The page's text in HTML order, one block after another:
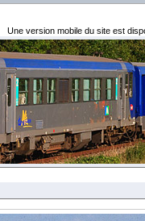
Une version mobile du site est